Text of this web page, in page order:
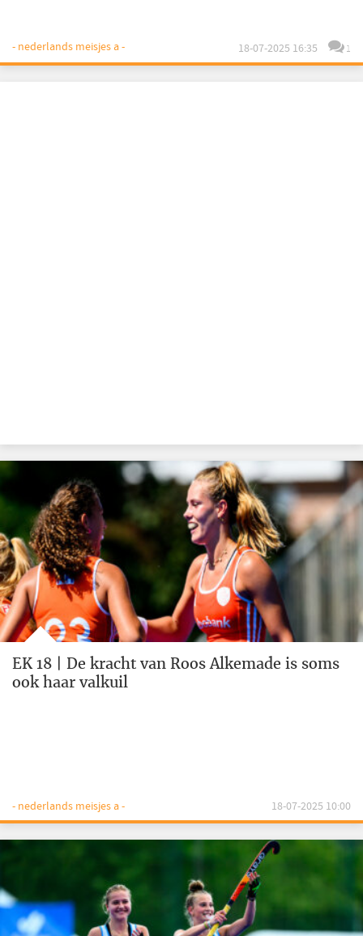
- nederlands meisjes a - 18-07-2025 16:35 1
EK 18 | De kracht van Roos Alkemade is soms
ook haar valkuil
- nederlands meisjes a - 18-07-2025 10:00